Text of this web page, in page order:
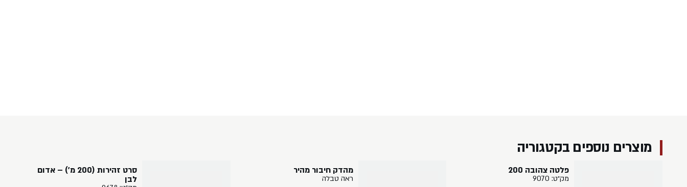
מוצרים נוספים בקטגוריה
פלטה צהובה 200
מק״ט: 9070
מהדק חיבור מהיר
ראה טבלה
סרט זהירות (200 מ') – אדום
לבן